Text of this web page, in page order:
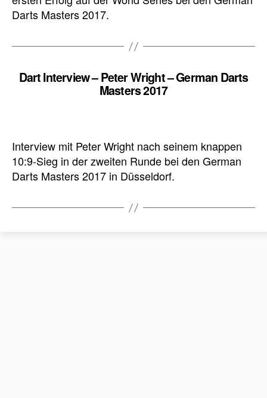
Darts Masters 2017.
Dart Interview – Peter Wright – German Darts
Masters 2017
Interview mit Peter Wright nach seinem knappen
10:9-Sieg in der zweiten Runde bei den German
Darts Masters 2017 in Düsseldorf.